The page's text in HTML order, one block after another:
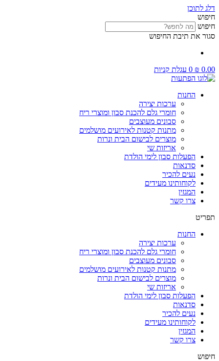
דלג לתוכן
חיפוש
חיפוש
סגור את תיבת החיפוש
₪ 0.00
0 עגלת קניות
החנות
ערכות יצירה
חומרי גלם להכנת סבון ומוצרי ריח
סבונים מעוצבים
מתנות קטנות לאירועים מושלמים
מוצרים לבישום הבית ונרות
אריזות שי
הפעלות סבון לימי הולדת
סדנאות
נעים להכיר
לקוחותינו מעידים
המגזין
צרו קשר
תפריט
החנות
ערכות יצירה
חומרי גלם להכנת סבון ומוצרי ריח
סבונים מעוצבים
מתנות קטנות לאירועים מושלמים
מוצרים לבישום הבית ונרות
אריזות שי
הפעלות סבון לימי הולדת
סדנאות
נעים להכיר
לקוחותינו מעידים
המגזין
צרו קשר
חיפוש